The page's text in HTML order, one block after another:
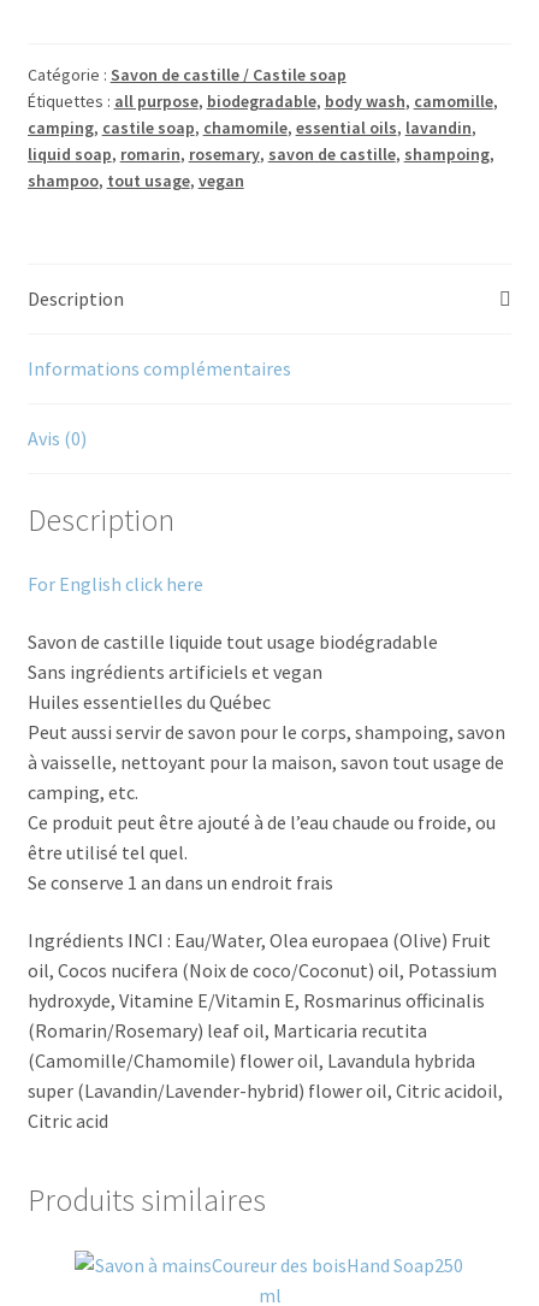
castille
Pousse
mais
pousse
égal
Catégorie : Savon de castille / Castile soap
Étiquettes : all purpose, biodegradable, body wash, camomille,
camping, castile soap, chamomile, essential oils, lavandin,
liquid soap, romarin, rosemary, savon de castille, shampoing,
shampoo, tout usage, vegan
Description
Informations complémentaires
Avis (0)
Description
For English click here
Savon de castille liquide tout usage biodégradable
Sans ingrédients artificiels et vegan
Huiles essentielles du Québec
Peut aussi servir de savon pour le corps, shampoing, savon
à vaisselle, nettoyant pour la maison, savon tout usage de
camping, etc.
Ce produit peut être ajouté à de l’eau chaude ou froide, ou
être utilisé tel quel.
Se conserve 1 an dans un endroit frais
Ingrédients INCI : Eau/Water, Olea europaea (Olive) Fruit
oil, Cocos nucifera (Noix de coco/Coconut) oil, Potassium
hydroxyde, Vitamine E/Vitamin E, Rosmarinus officinalis
(Romarin/Rosemary) leaf oil, Marticaria recutita
(Camomille/Chamomile) flower oil, Lavandula hybrida
super (Lavandin/Lavender-hybrid) flower oil, Citric acidoil,
Citric acid
Produits similaires